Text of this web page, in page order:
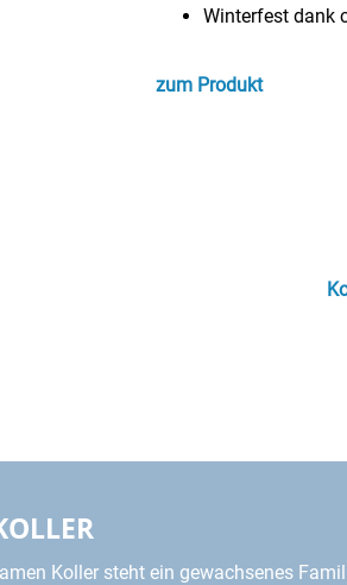
Winterfest dank
zum Produkt
Koller steht ein gewachsenes